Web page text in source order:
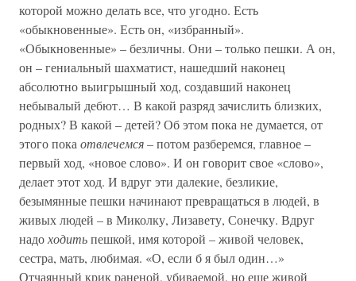
которой можно делать все, что угодно. Есть
«обыкновенные». Есть он, «избранный».
«Обыкновенные» – безличны. Они – только пешки. А он,
он – гениальный шахматист, нашедший наконец
абсолютно выигрышный ход, создавший наконец
небывалый дебют… В какой разряд зачислить близких,
родных? В какой – детей? Об этом пока не думается, от
этого пока отвлечемся –потом разберемся, главное –
первый ход, «новое слово». И он говорит свое «слово»,
делает этот ход. И вдруг эти далекие, безликие,
безымянные пешки начинают превращаться в людей, в
живых людей – в Миколку, Лизавету, Сонечку. Вдруг
надоходитьпешкой, имя которой – живой человек,
сестра, мать, любимая. «О, если б я был один…»
Отчаянный крик раненой, убиваемой, но еще живой